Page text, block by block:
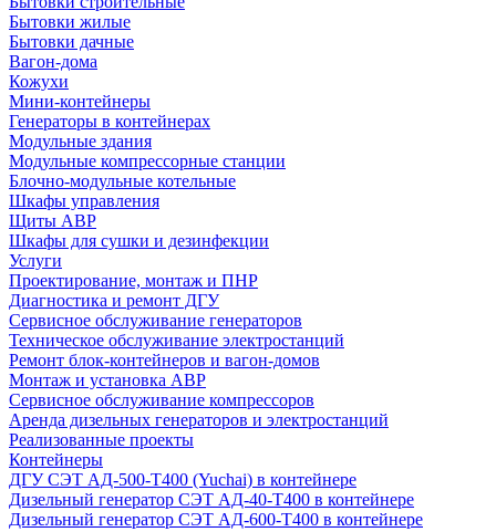
Бытовки жилые
Бытовки дачные
Вагон-дома
Кожухи
Мини-контейнеры
Генераторы в контейнерах
Модульные здания
Модульные компрессорные станции
Блочно-модульные котельные
Шкафы управления
Щиты АВР
Шкафы для сушки и дезинфекции
Услуги
Проектирование, монтаж и ПНР
Диагностика и ремонт ДГУ
Сервисное обслуживание генераторов
Техническое обслуживание электростанций
Ремонт блок-контейнеров и вагон-домов
Монтаж и установка АВР
Сервисное обслуживание компрессоров
Аренда дизельных генераторов и электростанций
Реализованные проекты
Контейнеры
ДГУ СЭТ АД-500-Т400 (Yuchai) в контейнере
Дизельный генератор СЭТ АД-40-Т400 в контейнере
Дизельный генератор СЭТ АД-600-Т400 в контейнере